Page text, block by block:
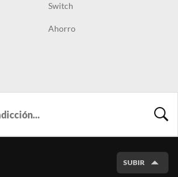
Switch
Ahorro
SUBIR